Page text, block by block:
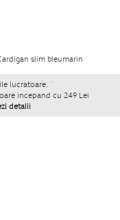
slim bleumarin
lucratoare. `
incepand cu 249 Lei
detalii